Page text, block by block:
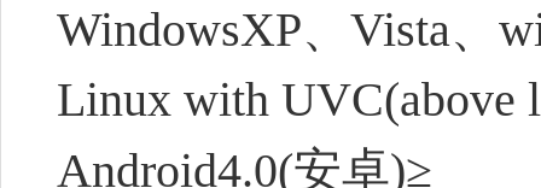
WindowsXP、Vista、
Linux with UVC(above
Android4.0(安卓)≥